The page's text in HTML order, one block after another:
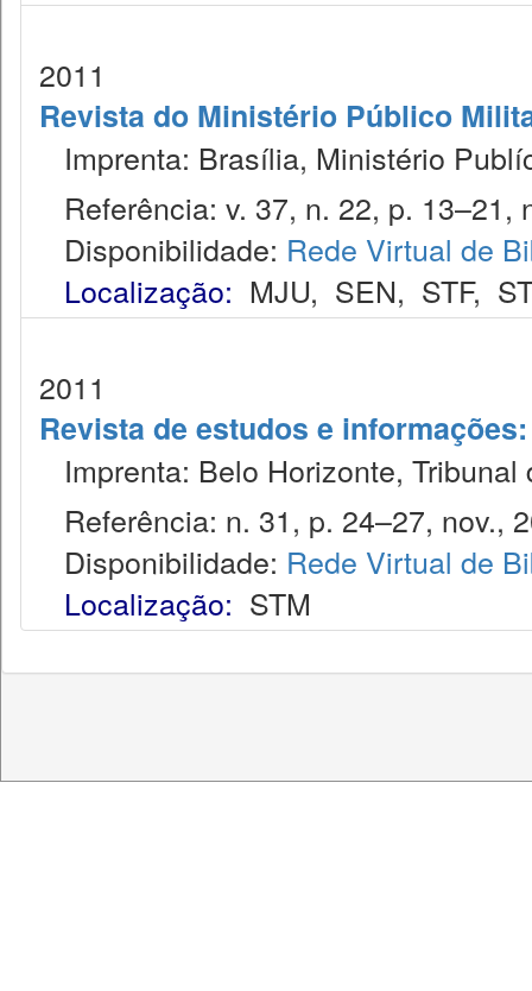
2011
Revista do Ministério Público
Imprenta: Brasília, Ministério
Referência: v. 37, n. 22, p. 13–21,
Disponibilidade: Rede Virtual de
Localização: MJU, SEN, STF,
2011
Revista de estudos e
Imprenta: Belo Horizonte,
Referência: n. 31, p. 24–27, nov.,
Disponibilidade: Rede Virtual de
Localização: STM